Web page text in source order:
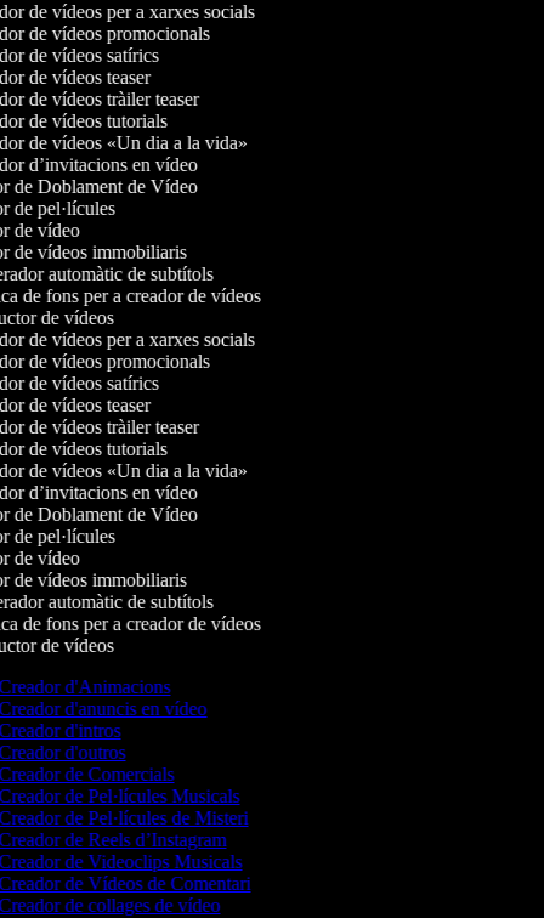
de vídeos per a xarxes socials
de vídeos promocionals
de vídeos satírics
de vídeos teaser
de vídeos tràiler teaser
de vídeos tutorials
de vídeos «Un dia a la vida»
d’invitacions en vídeo
de Doblament de Vídeo
de pel·lícules
de vídeo
de vídeos immobiliaris
automàtic de subtítols
de fons per a creador de vídeos
de vídeos
de vídeos per a xarxes socials
de vídeos promocionals
de vídeos satírics
de vídeos teaser
de vídeos tràiler teaser
de vídeos tutorials
de vídeos «Un dia a la vida»
d’invitacions en vídeo
de Doblament de Vídeo
de pel·lícules
de vídeo
de vídeos immobiliaris
automàtic de subtítols
de fons per a creador de vídeos
de vídeos
d'Animacions
d'anuncis en vídeo
d'intros
d'outros
de Comercials
de Pel·lícules Musicals
de Pel·lícules de Misteri
de Reels d’Instagram
de Videoclips Musicals
de Vídeos de Comentari
de collages de vídeo